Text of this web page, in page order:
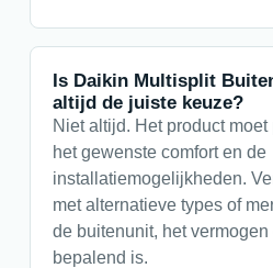
Is Daikin Multisplit
altijd de juiste keuze?
Niet altijd. Het product
het gewenste comfort en de
installatiemogelijkheden.
met alternatieve types of
de buitenunit, het
bepalend is.